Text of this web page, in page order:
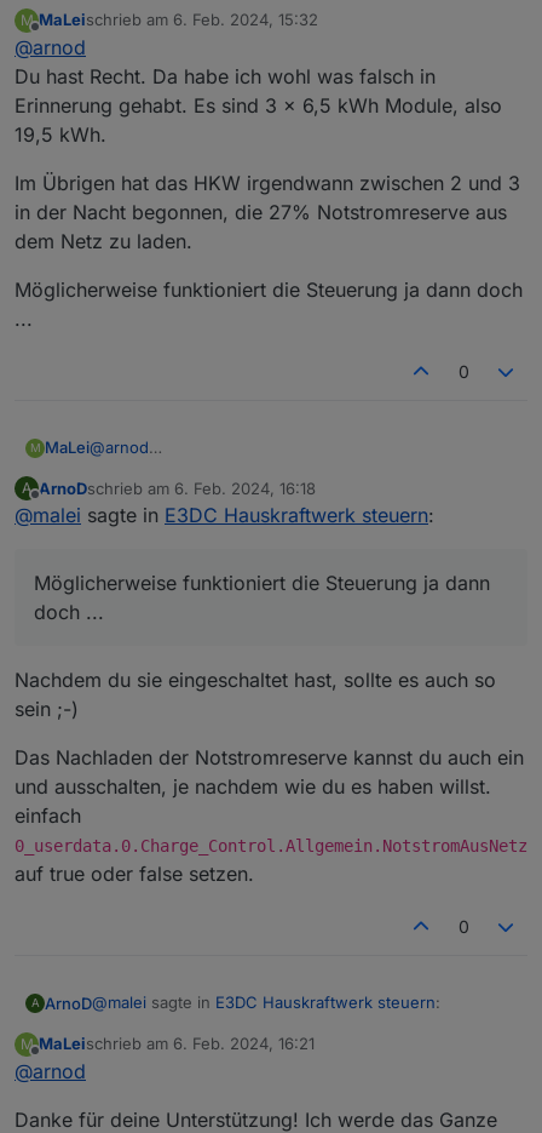
Dachte die PRO Version hat nur 13, 19.5, 26, 32.5 und
M
Offline
MaLeischrieb am 6. Feb. 2024, 15:32
zuletzt editiert von
@arnod
Du hast Recht. Da habe ich wohl was falsch in
Erinnerung gehabt. Es sind 3 x 6,5 kWh Module, also
19,5 kWh.
Im Übrigen hat das HKW irgendwann zwischen 2 und 3
in der Nacht begonnen, die 27% Notstromreserve aus
dem Netz zu laden.
Möglicherweise funktioniert die Steuerung ja dann doch
...
0
M MaLei@arnod
Erinnerung gehabt. Es sind 3 x 6,5 kWh Module, also
19,5 kWh.
Im Übrigen hat das HKW irgendwann zwischen 2 und 3
in der Nacht begonnen, die 27% Notstromreserve aus
A
Offline
ArnoDschrieb am 6. Feb. 2024, 16:18
zuletzt editiert von
@malei sagte in E3DC Hauskraftwerk steuern:
Möglicherweise funktioniert die Steuerung ja dann
doch ...
Nachdem du sie eingeschaltet hast, sollte es auch so
sein ;-)
Das Nachladen der Notstromreserve kannst du auch ein
und ausschalten, je nachdem wie du es haben willst.
einfach
0_userdata.0.Charge_Control.Allgemein.NotstromAusNetz
auf true oder false setzen.
0
A ArnoD@malei sagte in E3DC Hauskraftwerk steuern:
Nachdem du sie eingeschaltet hast, sollte es auch so
M
Offline
MaLeischrieb am 6. Feb. 2024, 16:21
zuletzt editiert von
@arnod
Danke für deine Unterstützung! Ich werde das Ganze